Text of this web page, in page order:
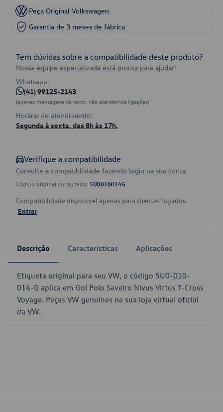
Peça Original Volkswagen
Garantia de 3 meses de fábrica
Tem dúvidas sobre a compatibilidade deste produto?
Nossa equipe especializada está pronta para ajudar!
Whatsapp:
(41) 99125-2143
(apenas mensagens de texto, não atendemos ligações)
Horário de atendimento:
Segunda à sexta, das 8h às 17h.
Verifique a compatibilidade
Consulte a compatibilidade fazendo login na sua conta.
Código original consultado: 5U0010014G
Compatibilidade disponível apenas para clientes logados.
Entrar
Descrição Características Aplicações
Etiqueta original para seu VW, o código 5U0-010-
014-G aplica em Gol Polo Saveiro Nivus Virtus T-Cross
Voyage. Peças VW genuínas na sua loja virtual oficial
da VW.